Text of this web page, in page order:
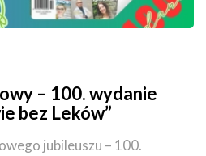
– 100. wydanie
bez Leków”
jubileuszu – 100.